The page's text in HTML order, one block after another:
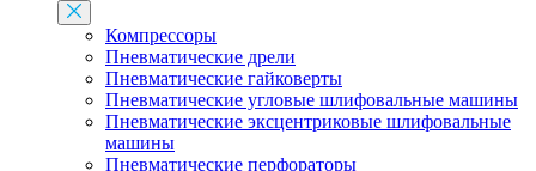
Компрессоры
Пневматические дрели
Пневматические гайковерты
Пневматические угловые шлифовальные машины
Пневматические эксцентриковые шлифовальные
машины
Пневматические перфораторы